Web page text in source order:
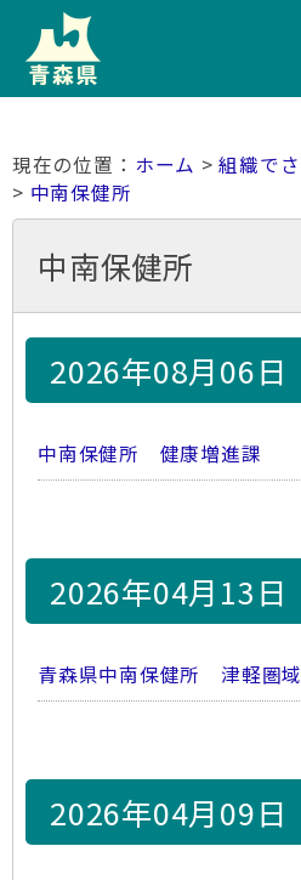
ホーム >組織で
> 中南保健所
中南保健所
2026年08月06日
中南保健所 健康増進課
2026年04月13日
青森県中南保健所 津軽圏
2026年04月09日